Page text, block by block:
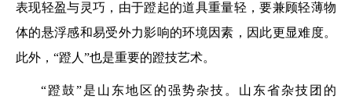
表现轻盈与灵巧，由于蹬起的道具重量轻，要兼顾轻薄物
体的悬浮感和易受外力影响的环境因素，因此更显难度。
此外，“蹬人”也是重要的蹬技艺术。
“蹬鼓”是山东地区的强势杂技。山东省杂技团的